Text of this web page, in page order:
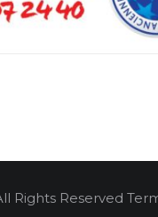
Rights Reserved